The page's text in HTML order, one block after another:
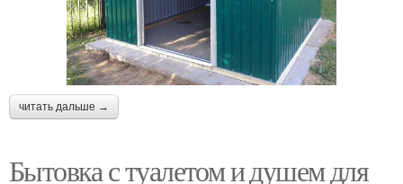
читать дальше →
Бытовка с туалетом и душем для